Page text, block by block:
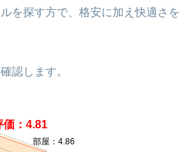
を探す方で、格安に加え快適さを
認します。
価：4.81
部屋：4.86